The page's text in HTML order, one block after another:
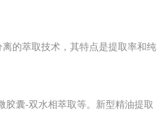
的萃取技术，其特点是提取率和纯
胶囊-双水相萃取等。新型精油提取